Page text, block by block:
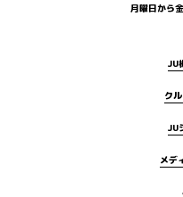
月曜日から
JU
ク
JU
メデ